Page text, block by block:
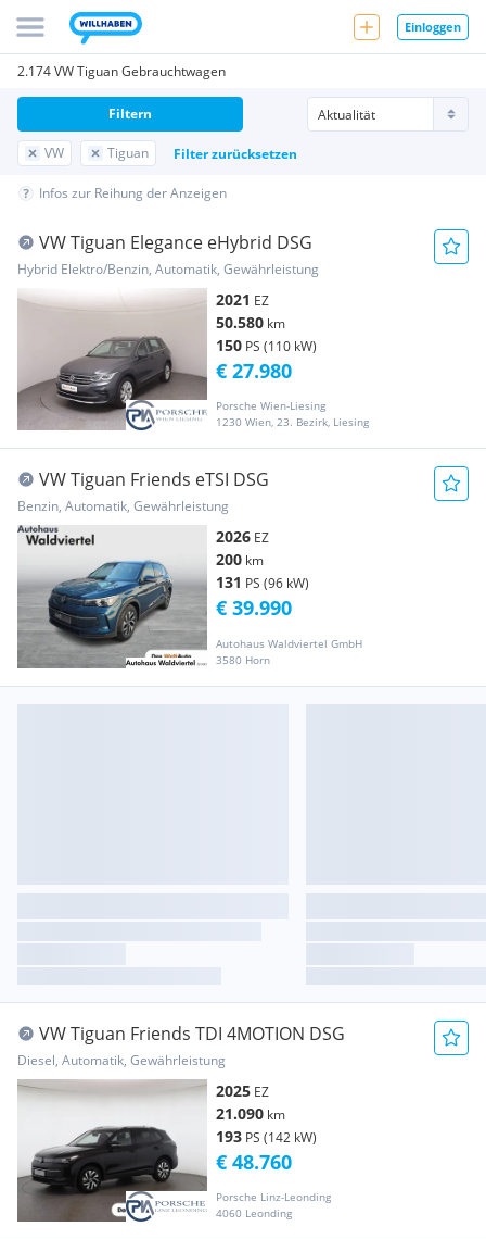
Einloggen
2.174 VW Tiguan Gebrauchtwagen
VW Tiguan Filter zurücksetzen
Filtern
Infos zur Reihung der Anzeigen
VW Tiguan Elegance eHybrid DSG
Hybrid Elektro/Benzin, Automatik, Gewährleistung
2021 EZ
50.580 km
150 PS (110 kW)
Porsche Wien-Liesing
1230 Wien, 23. Bezirk, Liesing
€ 27.980
VW Tiguan Friends eTSI DSG
Benzin, Automatik, Gewährleistung
2026 EZ
200 km
131 PS (96 kW)
Autohaus Waldviertel GmbH
3580 Horn
€ 39.990
VW Tiguan Friends TDI 4MOTION DSG
Diesel, Automatik, Gewährleistung
2025 EZ
21.090 km
193 PS (142 kW)
Porsche Linz-Leonding
4060 Leonding
€ 48.760